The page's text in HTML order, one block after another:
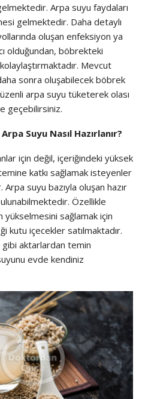
Arpa suyu faydaları
gelmektedir. Daha detaylı
oluşan enfeksiyon ya
olduğundan, böbrekteki
Mevcut
sonra oluşabilecek böbrek
arpa suyu tüketerek olası
geçebilirsiniz.
Suyu Nasıl Hazırlanır?
için değil, içeriğindeki yüksek
katkı sağlamak isteyenler
suyu bazıyla oluşan hazır
Özellikle
yükselmesini sağlamak için
kutu içecekler satılmaktadır.
gibi aktarlardan temin
evde kendiniz